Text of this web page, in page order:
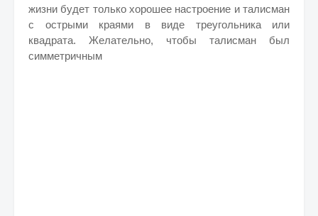
жизни будет только хорошее настроение и талисман
с острыми краями в виде треугольника или
квадрата. Желательно, чтобы талисман был
симметричным